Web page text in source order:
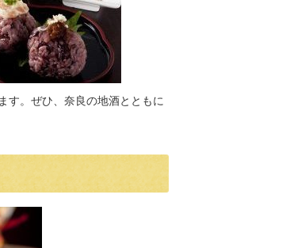
す。ぜひ、奈良の地酒とともに